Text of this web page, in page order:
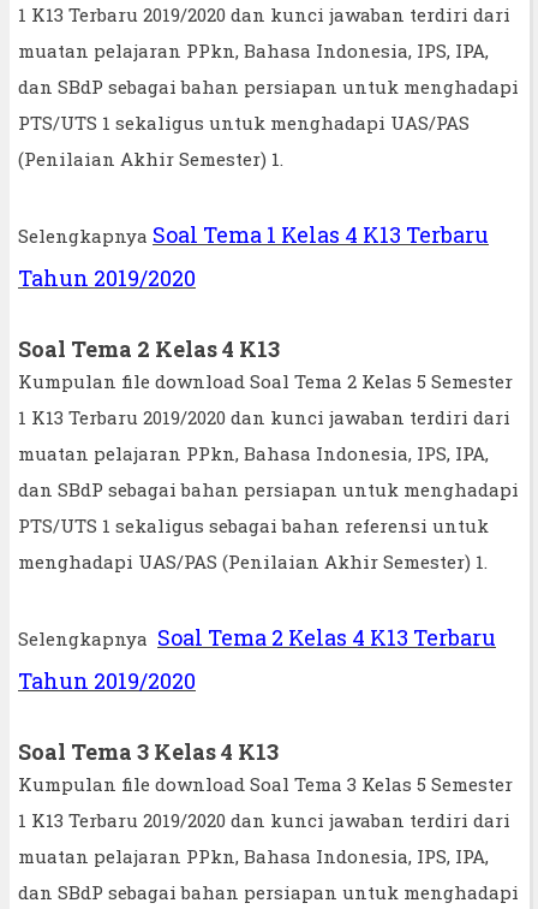
1 K13 Terbaru 2019/2020 dan kunci jawaban terdiri dari
muatan pelajaran PPkn, Bahasa Indonesia, IPS, IPA,
dan SBdP sebagai bahan persiapan untuk menghadapi
PTS/UTS 1 sekaligus untuk menghadapi UAS/PAS
(Penilaian Akhir Semester) 1.
Selengkapnya Soal Tema 1 Kelas 4 K13 Terbaru
Tahun 2019/2020
Soal Tema 2 Kelas 4 K13
Kumpulan file download Soal Tema 2 Kelas 5 Semester
1 K13 Terbaru 2019/2020 dan kunci jawaban terdiri dari
muatan pelajaran PPkn, Bahasa Indonesia, IPS, IPA,
dan SBdP sebagai bahan persiapan untuk menghadapi
PTS/UTS 1 sekaligus sebagai bahan referensi untuk
menghadapi UAS/PAS (Penilaian Akhir Semester) 1.
Selengkapnya Soal Tema 2 Kelas 4 K13 Terbaru
Tahun 2019/2020
Soal Tema 3 Kelas 4 K13
Kumpulan file download Soal Tema 3 Kelas 5 Semester
1 K13 Terbaru 2019/2020 dan kunci jawaban terdiri dari
muatan pelajaran PPkn, Bahasa Indonesia, IPS, IPA,
dan SBdP sebagai bahan persiapan untuk menghadapi